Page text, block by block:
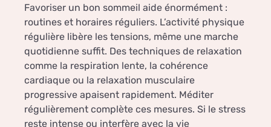
Favoriser un bon sommeil aide énormément :
routines et horaires réguliers. L’activité physique
régulière libère les tensions, même une marche
quotidienne suffit. Des techniques de relaxation
comme la respiration lente, la cohérence
cardiaque ou la relaxation musculaire
progressive apaisent rapidement. Méditer
régulièrement complète ces mesures. Si le stress
reste intense ou interfère avec la vie